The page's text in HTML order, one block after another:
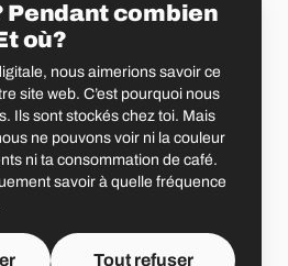
CH-1700 Fribourg
Bâle
Sattelgasse 4
CH-4051 Bâle
Saint-Gall
Vadianstrasse 25A
Pendant combien
où?
nous aimerions savoir ce
site web. C’est pourquoi nous
Ils sont stockés chez toi. Mais
ne pouvons voir ni la couleur
ni ta consommation de café.
savoir à quelle fréquence
Tout refuser